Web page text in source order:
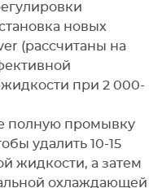
новых
(рассчитаны на
при 2 000-
полную промывку
удалить 10-15
жидкости, а затем
охлаждающей